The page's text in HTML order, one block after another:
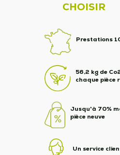
CHOISIR
Prestations
56,2 kg de
chaque pièce
Jusqu'à 70%
pièce neuve
Un service